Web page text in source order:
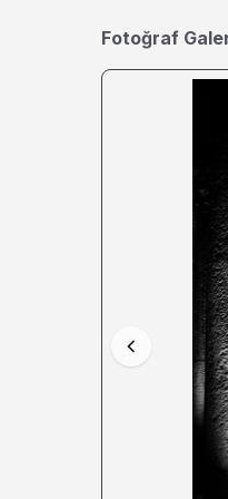
Fotoğraf